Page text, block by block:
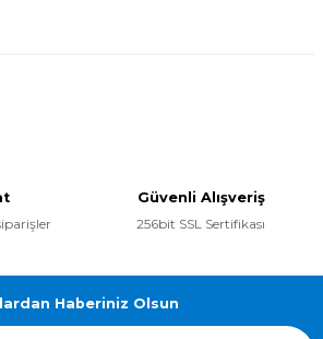
Güvenli Alışveriş
256bit SSL Sertifikası
Haberiniz Olsun